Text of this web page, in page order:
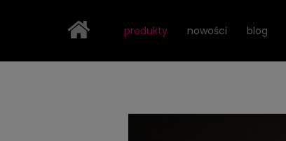
produkty nowości blog
Strona główna Dziecięce światy Lightvibes